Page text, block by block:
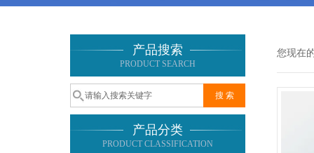
产品搜索
PRODUCT SEARCH
产品分类
PRODUCT CLASSIFICATION
您现在